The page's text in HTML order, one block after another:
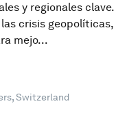
y regionales clave.
crisis geopolíticas,
mejo...
Switzerland